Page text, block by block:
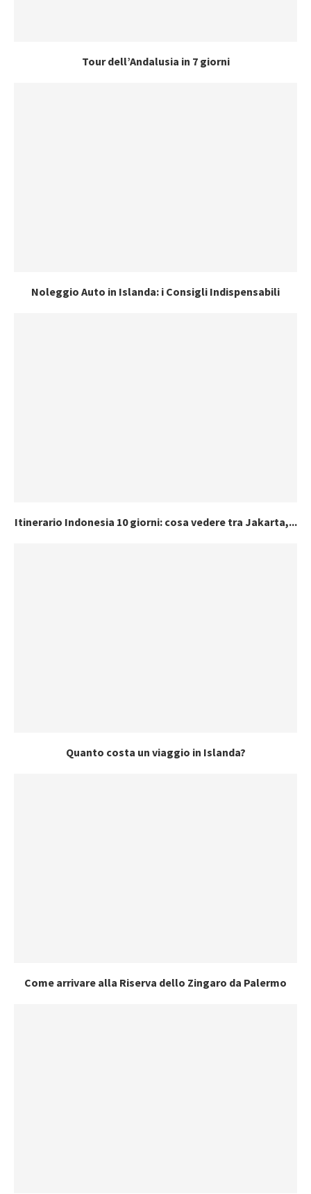
Tour dell’Andalusia in 7 giorni
Noleggio Auto in Islanda: i Consigli Indispensabili
Itinerario Indonesia 10 giorni: cosa vedere tra Jakarta,...
Quanto costa un viaggio in Islanda?
Come arrivare alla Riserva dello Zingaro da Palermo